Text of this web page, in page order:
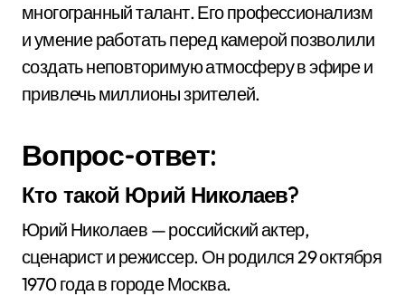
многогранный талант. Его профессионализм
и умение работать перед камерой позволили
создать неповторимую атмосферу в эфире и
привлечь миллионы зрителей.
Вопрос-ответ:
Кто такой Юрий Николаев?
Юрий Николаев — российский актер,
сценарист и режиссер. Он родился 29 октября
1970 года в городе Москва.